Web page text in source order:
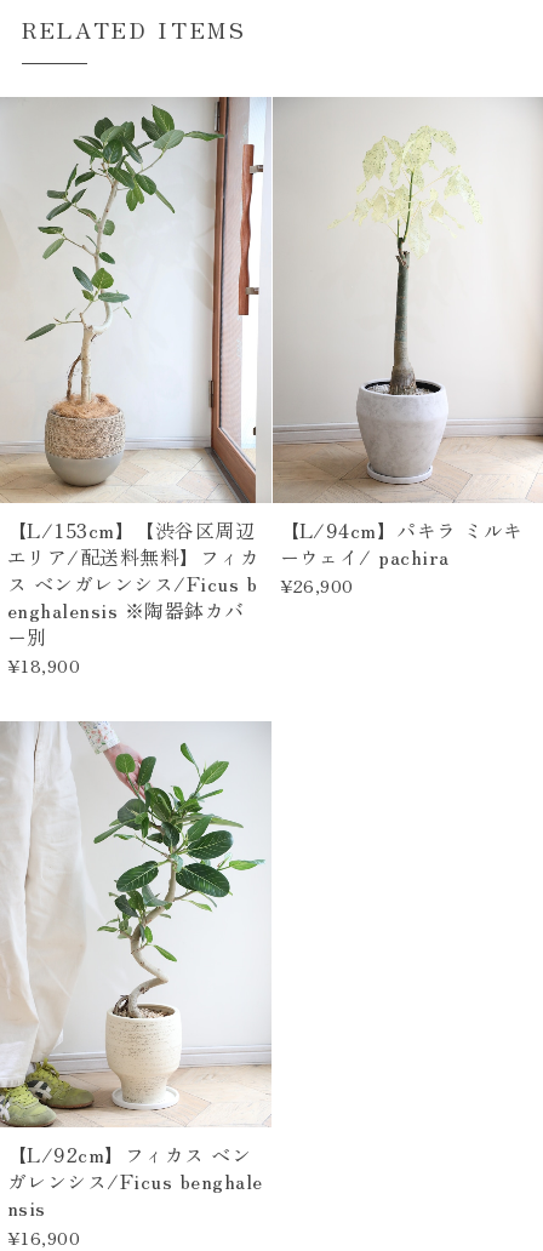
RELATED ITEMS
【L/153cm】【渋谷区周辺
エリア/配送料無料】フィカ
ス ベンガレンシス/Ficus b
enghalensis ※陶器鉢カバ
ー別
¥18,900
【L/94cm】パキラ ミルキ
ーウェイ/ pachira
¥26,900
【L/92cm】フィカス ベン
ガレンシス/Ficus benghale
nsis
¥16,900